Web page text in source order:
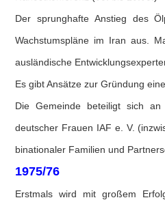
Der sprunghafte Anstieg des
Wachstumspläne im Iran aus.
ausländische
Es gibt Ansätze zur Gründung
Die Gemeinde beteiligt sich an
deutscher Frauen IAF e. V.
binationaler Familien und
1975/76
Erstmals wird mit großem